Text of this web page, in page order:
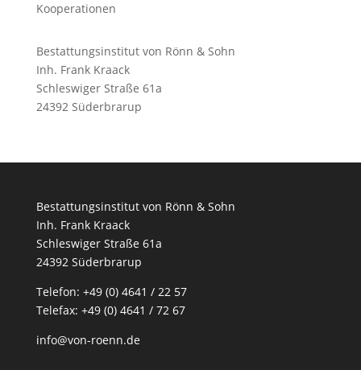
Kooperationen
Bestattungsinstitut von Rönn & Sohn
Inh. Frank Kraack
Schleswiger Straße 61a
24392 Süderbrarup
Bestattungsinstitut von Rönn & Sohn
Inh. Frank Kraack
Schleswiger Straße 61a
24392 Süderbrarup
Telefon: +49 (0) 4641 / 22 57
Telefax: +49 (0) 4641 / 72 67
info@von-roenn.de